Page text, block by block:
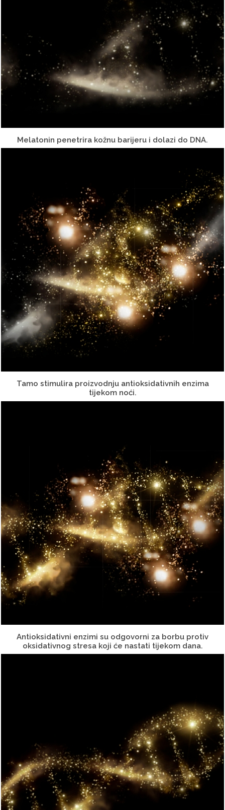
Melatonin penetrira kožnu barijeru i dolazi do DNA.
Tamo stimulira proizvodnju antioksidativnih enzima
tijekom noći.
Antioksidativni enzimi su odgovorni za borbu protiv
oksidativnog stresa koji će nastati tijekom dana.